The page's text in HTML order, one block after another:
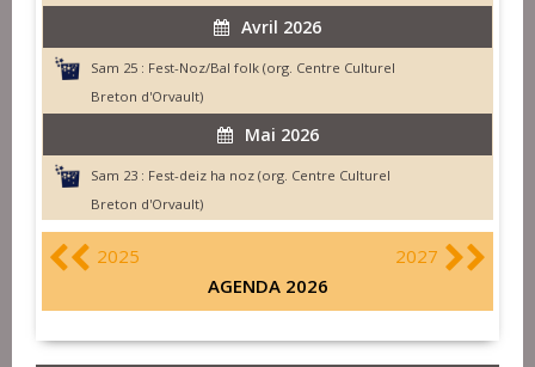
Avril 2026
Sam 25 : Fest-Noz/Bal folk (org. Centre Culturel
Breton d'Orvault)
Mai 2026
Sam 23 : Fest-deiz ha noz (org. Centre Culturel
Breton d'Orvault)
2025
2027
AGENDA 2026